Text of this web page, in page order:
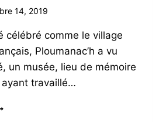
14, 2019
célébré comme le village
Ploumanac’h a vu
un musée, lieu de mémoire
travaillé…